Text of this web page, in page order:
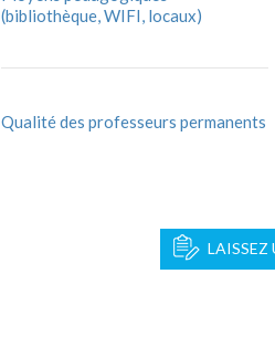
(bibliothèque, WIFI, locaux)
Qualité des professeurs permanents
LAISSEZ